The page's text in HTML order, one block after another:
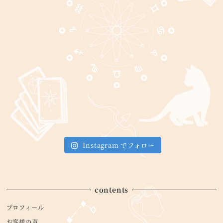
Instagram でフォロー
contents
プロフィール